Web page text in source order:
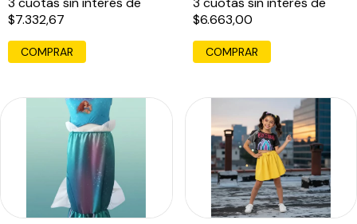
$7.332,67
COMPRAR
$6.663,00